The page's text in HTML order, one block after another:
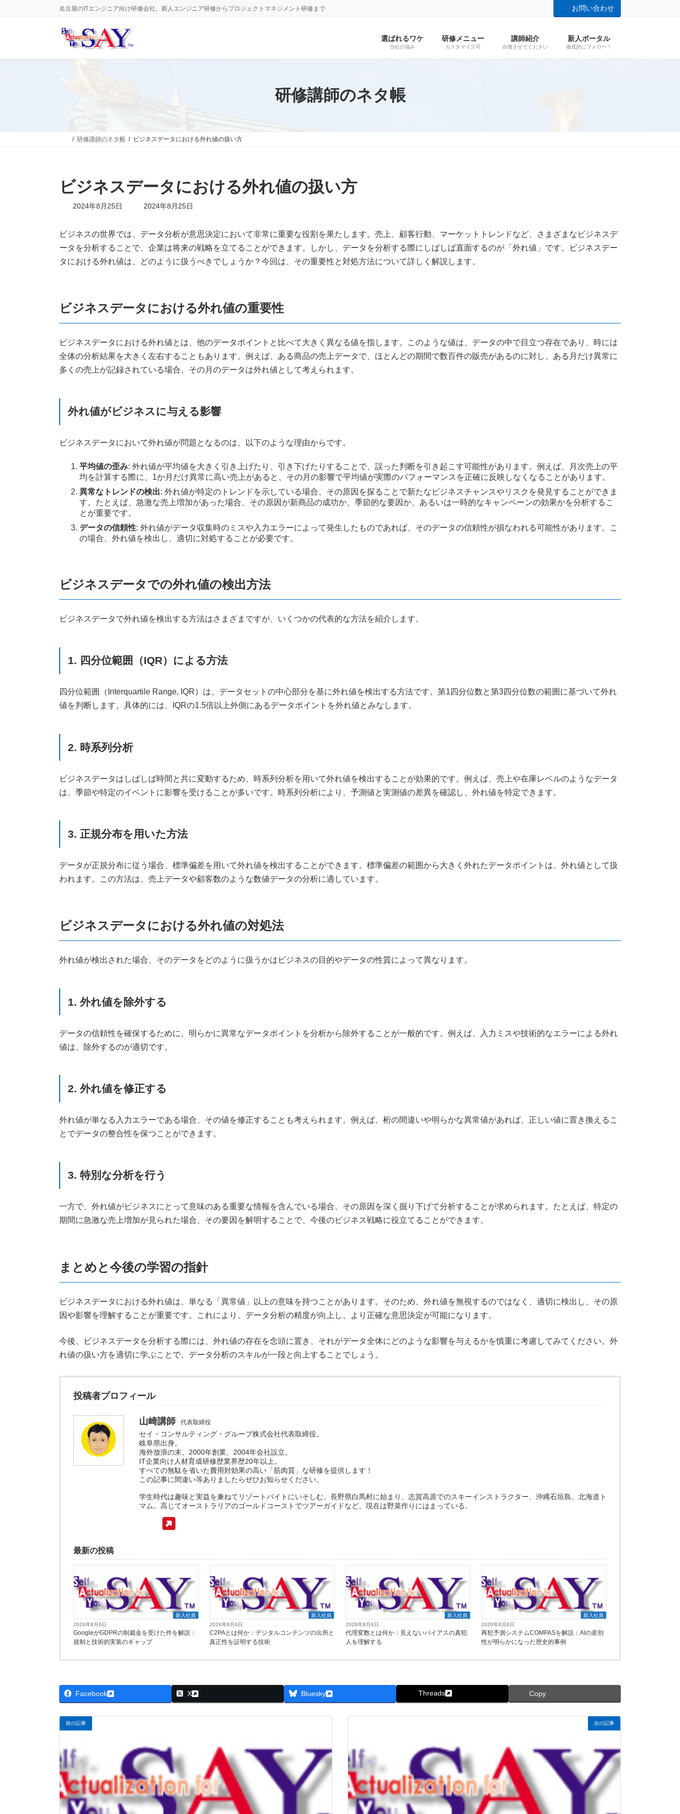
へ
ョ
名古屋のITエンジニア向け研修会社。新人エンジニア研修からプロジェクトマネジメント研修まで お問い合わせ
選ばれるワケ
当社の強み
研修メニュー
カスタマイズ可
講師紹介
自慢させてください
新人ポータル
徹底的にフォロー！
研修講師のネタ帳
研修講師のネタ帳 ビジネスデータにおける外れ値の扱い方
ビジネスデータにおける外れ値の扱い方
2024年8月25日
最
新
時
:
2024年8月25日
ビジネスの世界では、データ分析が意思決定において非常に重要な役割を果たします。売上、顧客行動、マーケットトレンドなど、さまざまなビジネスデ
ータを分析することで、企業は将来の戦略を立てることができます。しかし、データを分析する際にしばしば直面するのが「外れ値」です。ビジネスデー
タにおける外れ値は、どのように扱うべきでしょうか？今回は、その重要性と対処方法について詳しく解説します。
ビジネスデータにおける外れ値の重要性
ビジネスデータにおける外れ値とは、他のデータポイントと比べて大きく異なる値を指します。このような値は、データの中で目立つ存在であり、時には
全体の分析結果を大きく左右することもあります。例えば、ある商品の売上データで、ほとんどの期間で数百件の販売があるのに対し、ある月だけ異常に
多くの売上が記録されている場合、その月のデータは外れ値として考えられます。
外れ値がビジネスに与える影響
ビジネスデータにおいて外れ値が問題となるのは、以下のような理由からです。
平均値の歪み: 外れ値が平均値を大きく引き上げたり、引き下げたりすることで、誤った判断を引き起こす可能性があります。例えば、月次売上の平
均を計算する際に、1か月だけ異常に高い売上があると、その月の影響で平均値が実際のパフォーマンスを正確に反映しなくなることがあります。
異常なトレンドの検出: 外れ値が特定のトレンドを示している場合、その原因を探ることで新たなビジネスチャンスやリスクを発見することができま
す。たとえば、急激な売上増加があった場合、その原因が新商品の成功か、季節的な要因か、あるいは一時的なキャンペーンの効果かを分析するこ
とが重要です。
データの信頼性: 外れ値がデータ収集時のミスや入力エラーによって発生したものであれば、そのデータの信頼性が損なわれる可能性があります。こ
の場合、外れ値を検出し、適切に対処することが必要です。
ビジネスデータでの外れ値の検出方法
ビジネスデータで外れ値を検出する方法はさまざまですが、いくつかの代表的な方法を紹介します。
1. 四分位範囲（IQR）による方法
四分位範囲（Interquartile Range, IQR）は、データセットの中心部分を基に外れ値を検出する方法です。第1四分位数と第3四分位数の範囲に基づいて外れ
値を判断します。具体的には、IQRの1.5倍以上外側にあるデータポイントを外れ値とみなします。
2. 時系列分析
ビジネスデータはしばしば時間と共に変動するため、時系列分析を用いて外れ値を検出することが効果的です。例えば、売上や在庫レベルのようなデータ
は、季節や特定のイベントに影響を受けることが多いです。時系列分析により、予測値と実測値の差異を確認し、外れ値を特定できます。
3. 正規分布を用いた方法
データが正規分布に従う場合、標準偏差を用いて外れ値を検出することができます。標準偏差の範囲から大きく外れたデータポイントは、外れ値として扱
われます。この方法は、売上データや顧客数のような数値データの分析に適しています。
ビジネスデータにおける外れ値の対処法
外れ値が検出された場合、そのデータをどのように扱うかはビジネスの目的やデータの性質によって異なります。
1. 外れ値を除外する
データの信頼性を確保するために、明らかに異常なデータポイントを分析から除外することが一般的です。例えば、入力ミスや技術的なエラーによる外れ
値は、除外するのが適切です。
2. 外れ値を修正する
外れ値が単なる入力エラーである場合、その値を修正することも考えられます。例えば、桁の間違いや明らかな異常値があれば、正しい値に置き換えるこ
とでデータの整合性を保つことができます。
3. 特別な分析を行う
一方で、外れ値がビジネスにとって意味のある重要な情報を含んでいる場合、その原因を深く掘り下げて分析することが求められます。たとえば、特定の
期間に急激な売上増加が見られた場合、その要因を解明することで、今後のビジネス戦略に役立てることができます。
まとめと今後の学習の指針
ビジネスデータにおける外れ値は、単なる「異常値」以上の意味を持つことがあります。そのため、外れ値を無視するのではなく、適切に検出し、その原
因や影響を理解することが重要です。これにより、データ分析の精度が向上し、より正確な意思決定が可能になります。
今後、ビジネスデータを分析する際には、外れ値の存在を念頭に置き、それがデータ全体にどのような影響を与えるかを慎重に考慮してみてください。外
れ値の扱い方を適切に学ぶことで、データ分析のスキルが一段と向上することでしょう。
投稿者プロフィール
山崎講師 代表取締役
セイ・コンサルティング・グループ株式会社代表取締役。
岐阜県出身。
海外放浪の末、2000年創業、2004年会社設立。
IT企業向け人材育成研修歴業界歴20年以上。
すべての無駄を省いた費用対効果の高い「筋肉質」な研修を提供します！
この記事に間違い等ありましたらぜひお知らせください。
学生時代は趣味と実益を兼ねてリゾートバイトにいそしむ。長野県白馬村に始まり、志賀高原でのスキーインストラクター、沖縄石垣島、北海道ト
マム。高じてオーストラリアのゴールドコーストでツアーガイドなど。現在は野菜作りにはまっている。
最新の投稿
新入社員
2026年8月6日
GoogleがGDPRの制裁金を受けた件を解説：
規制と技術的実装のギャップ
新入社員
2026年8月6日
C2PAとは何か：デジタルコンテンツの出所と
真正性を証明する技術
新入社員
2026年8月6日
代理変数とは何か：見えないバイアスの真犯
人を理解する
新入社員
2026年8月6日
再犯予測システムCOMPASを解説：AIの差別
性が明らかになった歴史的事例
Facebook X Bluesky Threads Copy
前の記事 次の記事